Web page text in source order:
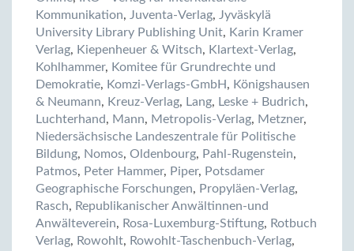
Kommunikation, Juventa-Verlag, Jyväskylä
University Library Publishing Unit, Karin Kramer
Verlag, Kiepenheuer & Witsch, Klartext-Verlag,
Kohlhammer, Komitee für Grundrechte und
Demokratie, Komzi-Verlags-GmbH, Königshausen
& Neumann, Kreuz-Verlag, Lang, Leske + Budrich,
Luchterhand, Mann, Metropolis-Verlag, Metzner,
Niedersächsische Landeszentrale für Politische
Bildung, Nomos, Oldenbourg, Pahl-Rugenstein,
Patmos, Peter Hammer, Piper, Potsdamer
Geographische Forschungen, Propyläen-Verlag,
Rasch, Republikanischer Anwältinnen-und
Anwälteverein, Rosa-Luxemburg-Stiftung, Rotbuch
Verlag, Rowohlt, Rowohlt-Taschenbuch-Verlag,